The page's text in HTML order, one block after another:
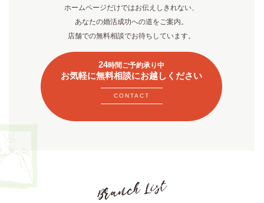
ホームページだけではお伝えしきれない、
あなたの婚活成功への道をご案内。
店舗での無料相談でお待ちしています。
24時間ご予約承り中
お気軽に無料相談にお越しください
CONTACT